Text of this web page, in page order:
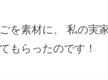
を素材に、 私の実
もらったのです！